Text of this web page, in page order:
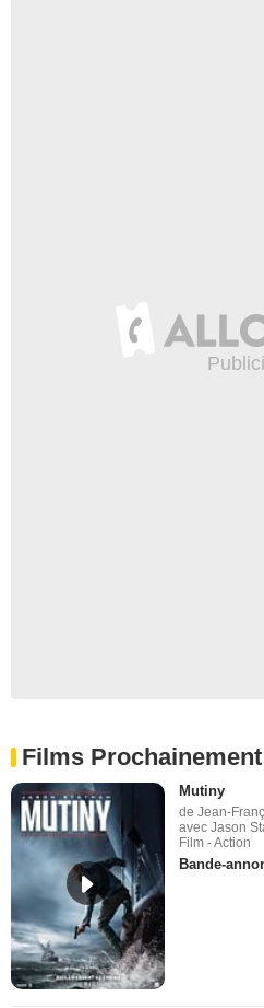
Films
Mutiny
de Jean-
avec Jason
Film - Action
Bande-